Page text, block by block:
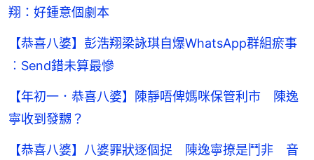
翔：好鍾意個劇本
【恭喜八婆】彭浩翔梁詠琪自爆WhatsApp群組瘀事
︰Send錯未算最慘
【年初一．恭喜八婆】陳靜唔俾媽咪保管利市 陳逸
寧收到發嬲？
【恭喜八婆】八婆罪狀逐個捉 陳逸寧撩是鬥非 音